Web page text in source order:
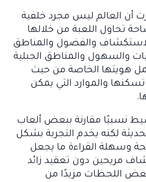
أن العالم ليس مجرد خلفية
تحاول اللعبة من خلالها
والفضول والمناطق
والسهول والمناطق الجبلية
هويتها الخاصة من حيث
والموارد التي يمكن
نسبيًا مقارنة ببعض ألعاب
لكنه يخدم التجربة بشكل
وسهلة القراءة ما يجعل
مريحين دون تعقيد زائد
اللحظات مزيدًا من